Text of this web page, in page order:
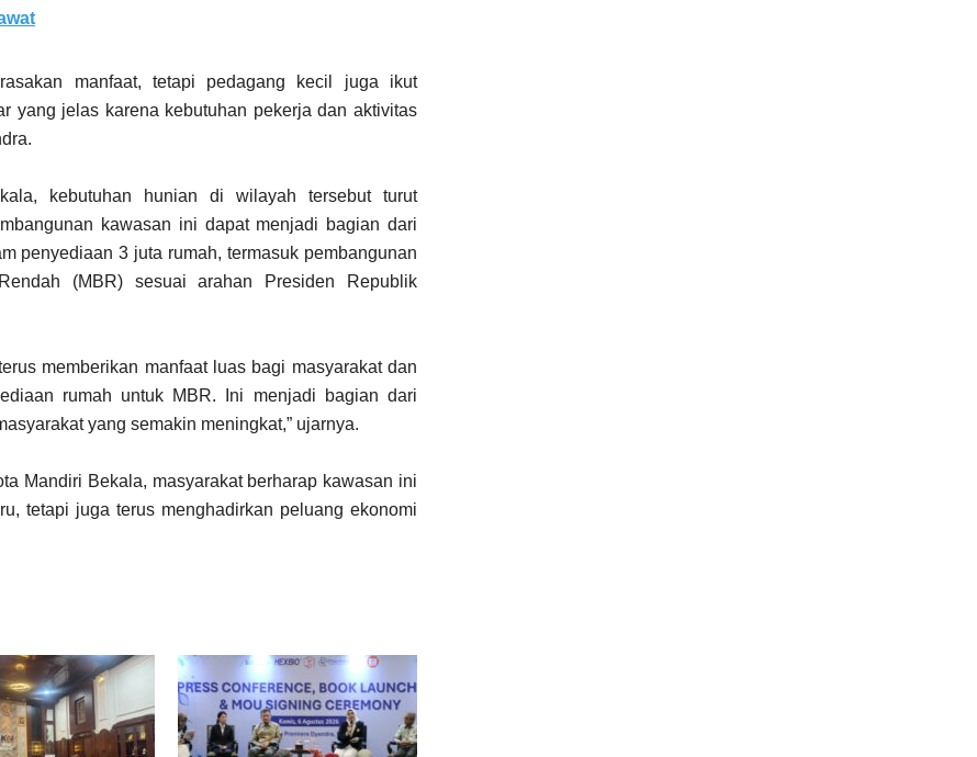
manfaat, tetapi pedagang kecil juga ikut
yang jelas karena kebutuhan pekerja dan aktivitas
kebutuhan hunian di wilayah tersebut turut
kawasan ini dapat menjadi bagian dari
penyediaan 3 juta rumah, termasuk pembangunan
(MBR) sesuai arahan Presiden Republik
memberikan manfaat luas bagi masyarakat dan
rumah untuk MBR. Ini menjadi bagian dari
yang semakin meningkat,” ujarnya.
Mandiri Bekala, masyarakat berharap kawasan ini
tetapi juga terus menghadirkan peluang ekonomi